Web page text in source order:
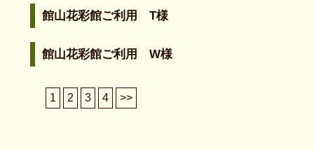
館山花彩館ご利用 T様
館山花彩館ご利用 W様
1 2 3 4 >>